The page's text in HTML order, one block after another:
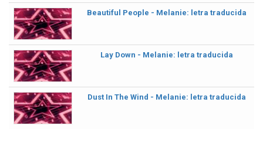
Beautiful People - Melanie: letra traducida
Lay Down - Melanie: letra traducida
Dust In The Wind - Melanie: letra traducida